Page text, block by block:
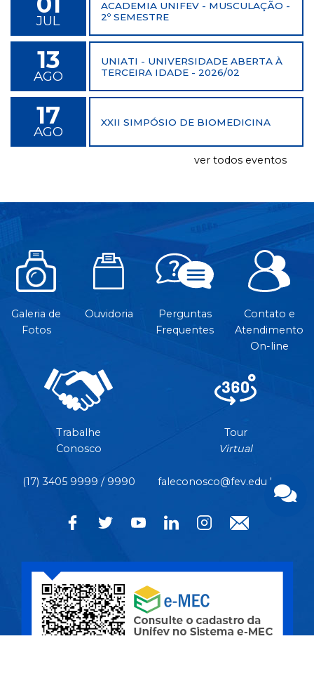
JUL
ACADEMIA UNIFEV - MUSCULAÇÃO -
2º SEMESTRE
13
AGO
UNIATI - UNIVERSIDADE ABERTA À
TERCEIRA IDADE - 2026/02
17
AGO
XXII SIMPÓSIO DE BIOMEDICINA
ver todos eventos
Galeria de
Fotos
Ouvidoria
Perguntas
Frequentes
Contato e
Atendimento
On-line
Trabalhe
Conosco
Tour
Virtual
(17) 3405 9999 / 9990 faleconosco@fev.edu.br